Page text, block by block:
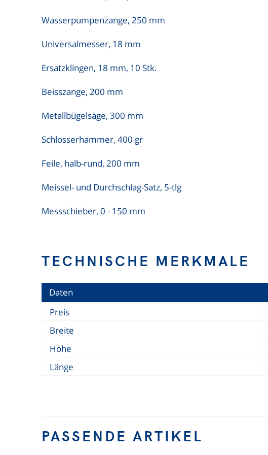
Wasserpumpenzange, 250 mm
Universalmesser, 18 mm
Ersatzklingen, 18 mm, 10 Stk.
Beisszange, 200 mm
Metallbügelsäge, 300 mm
Schlosserhammer, 400 gr
Feile, halb-rund, 200 mm
Meissel- und Durchschlag-Satz, 5-tlg
Messschieber, 0 - 150 mm
TECHNISCHE MERKMALE
Daten
Preis
Breite
Höhe
Länge
PASSENDE ARTIKEL